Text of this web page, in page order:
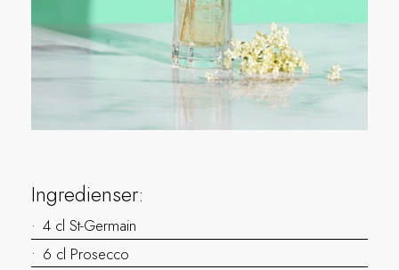
Ingredienser:
4 cl St-Germain
6 cl Prosecco